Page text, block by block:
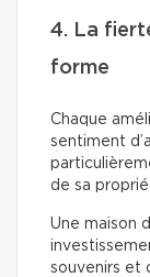
4. La
forme
Chaque
sentiment
de sa
Une maison
souvenirs et